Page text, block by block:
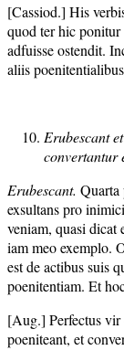
[Cassiod.] His
quod ter hic
adfuisse ostendit.
aliis
Erubescant
convertantur
Erubescant. Quarta
exsultans pro
veniam, quasi dicat
iam meo exemplo.
est de actibus suis
poenitentiam. Et
[Aug.] Perfectus vir
poeniteant, et